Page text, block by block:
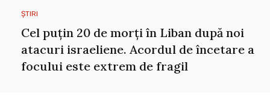
ȘTIRI
Cel puțin 20 de morți în Liban după noi
atacuri israeliene. Acordul de încetare a
focului este extrem de fragil